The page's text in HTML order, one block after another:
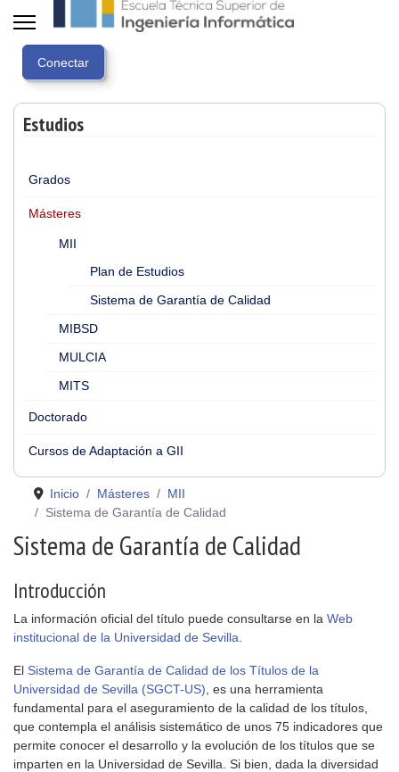
Estudios
Grados
Másteres
MII
Plan de Estudios
Sistema de Garantía de Calidad
MIBSD
MULCIA
MITS
Doctorado
Cursos de Adaptación a GII
Inicio Másteres
MII
Sistema de Garantía de Calidad
Sistema de Garantía de Calidad
Introducción
La información oficial del título puede consultarse en la Web
institucional de la Universidad de Sevilla
El Sistema de Garantía de Calidad de los Títulos de la
Universidad de Sevilla (SGCT-US) , es una herramienta
fundamental para el aseguramiento de la calidad de los títulos,
que contempla el análisis sistemático de unos 75 indicadores que
permite conocer el desarrollo y la evolución de los títulos que se
imparten en la Universidad de Sevilla. Si bien, dada la diversidad